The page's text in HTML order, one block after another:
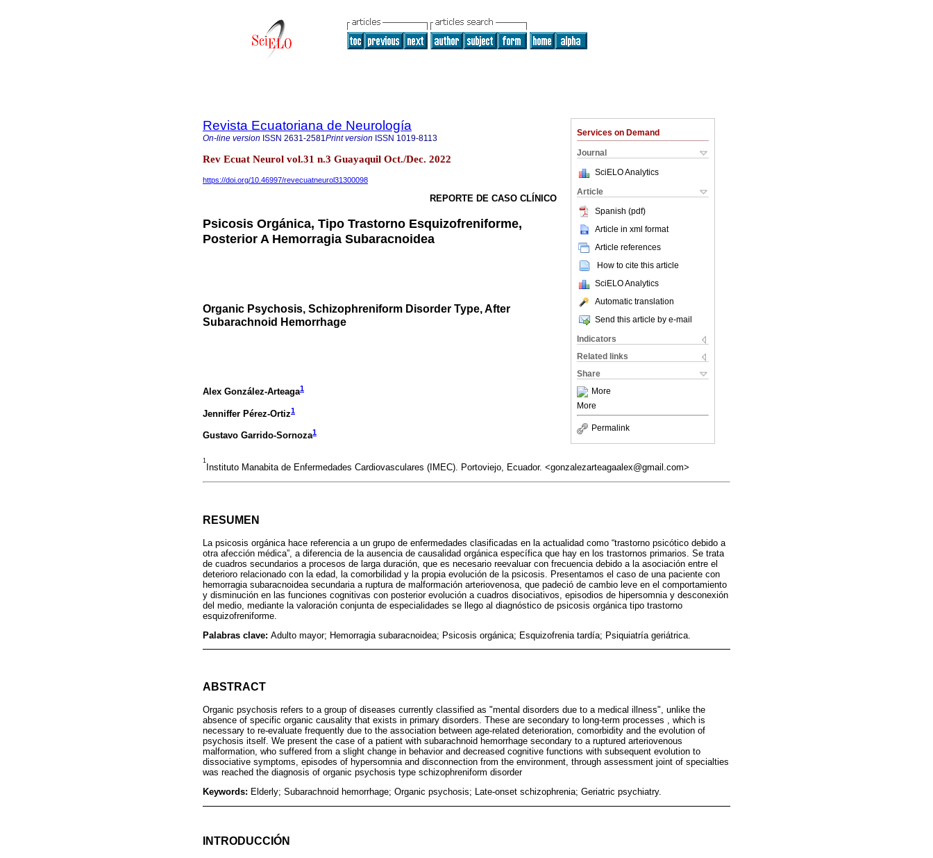
Services on Demand
Journal
SciELO Analytics
Article
Spanish (pdf)
Article in xml format
Article references
How to cite this article
SciELO Analytics
Automatic translation
Send this article by e-mail
Indicators
Related links
Share
More
More
Permalink
Revista Ecuatoriana de Neurología
On-line version ISSN 2631-2581Print version ISSN 1019-8113
Rev Ecuat Neurol vol.31 n.3 Guayaquil Oct./Dec. 2022
https://doi.org/10.46997/revecuatneurol31300098
REPORTE DE CASO CLÍNICO
Psicosis Orgánica, Tipo Trastorno Esquizofreniforme,
Posterior A Hemorragia Subaracnoidea
Organic Psychosis, Schizophreniform Disorder Type, After
Subarachnoid Hemorrhage
Alex González-Arteaga1
Jenniffer Pérez-Ortiz1
Gustavo Garrido-Sornoza1
1
Instituto Manabita de Enfermedades Cardiovasculares (IMEC). Portoviejo, Ecuador. <gonzalezarteagaalex@gmail.com>
RESUMEN
La psicosis orgánica hace referencia a un grupo de enfermedades clasificadas en la actualidad como “trastorno psicótico debido a
otra afección médica”, a diferencia de la ausencia de causalidad orgánica específica que hay en los trastornos primarios. Se trata
de cuadros secundarios a procesos de larga duración, que es necesario reevaluar con frecuencia debido a la asociación entre el
deterioro relacionado con la edad, la comorbilidad y la propia evolución de la psicosis. Presentamos el caso de una paciente con
hemorragia subaracnoidea secundaria a ruptura de malformación arteriovenosa, que padeció de cambio leve en el comportamiento
y disminución en las funciones cognitivas con posterior evolución a cuadros disociativos, episodios de hipersomnia y desconexión
del medio, mediante la valoración conjunta de especialidades se llego al diagnóstico de psicosis orgánica tipo trastorno
esquizofreniforme.
Palabras clave: Adulto mayor; Hemorragia subaracnoidea; Psicosis orgánica; Esquizofrenia tardía; Psiquiatría geriátrica.
ABSTRACT
Organic psychosis refers to a group of diseases currently classified as "mental disorders due to a medical illness", unlike the
absence of specific organic causality that exists in primary disorders. These are secondary to long-term processes , which is
necessary to re-evaluate frequently due to the association between age-related deterioration, comorbidity and the evolution of
psychosis itself. We present the case of a patient with subarachnoid hemorrhage secondary to a ruptured arteriovenous
malformation, who suffered from a slight change in behavior and decreased cognitive functions with subsequent evolution to
dissociative symptoms, episodes of hypersomnia and disconnection from the environment, through assessment joint of specialties
was reached the diagnosis of organic psychosis type schizophreniform disorder
Keywords: Elderly; Subarachnoid hemorrhage; Organic psychosis; Late-onset schizophrenia; Geriatric psychiatry.
INTRODUCCIÓN